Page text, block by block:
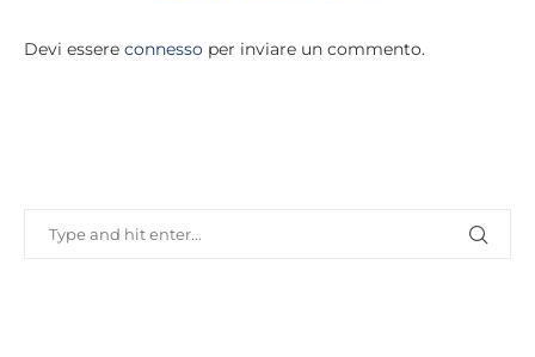
Devi essere connesso per inviare un commento.